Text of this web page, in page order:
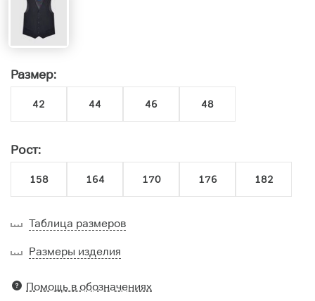
Размер:
42 44 46 48
Рост:
158 164 170 176 182
Таблица размеров
Размеры изделия
Помощь в обозначениях